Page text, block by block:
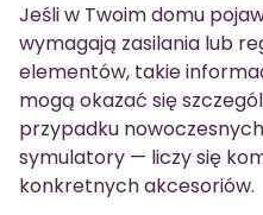
Jeśli w Twoim domu
wymagają zasilania lub
elementów, takie
mogą okazać się
przypadku
symulatory — liczy się
konkretnych akcesoriów.